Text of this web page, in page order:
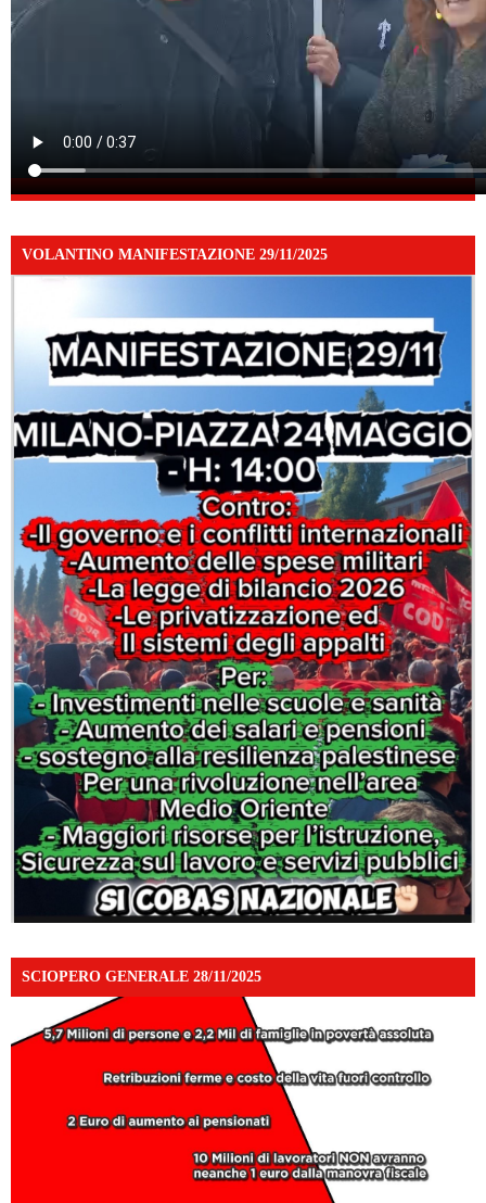
VOLANTINO MANIFESTAZIONE 29/11/2025
SCIOPERO GENERALE 28/11/2025